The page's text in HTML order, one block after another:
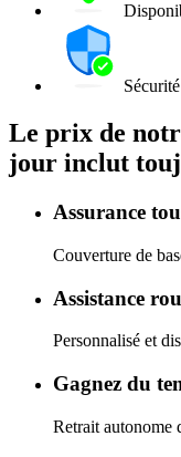
Le prix de
jour inclut
Assurance
Couverture de
Assistance
Personnalisé et
Gagnez du
Retrait autonome